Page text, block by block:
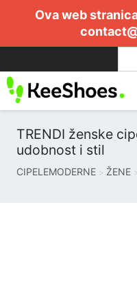
Ova web
TRENDI ženske
udobnost i stil
CIPELEMODERNE ŽENE